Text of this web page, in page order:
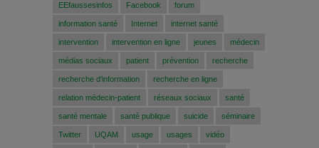
EEfaussesinfos Facebook forum
information santé Internet internet santé
intervention intervention en ligne jeunes médecin
médias sociaux patient prévention recherche
recherche d'information recherche en ligne
relation médecin-patient réseaux sociaux santé
santé mentale santé publique suicide séminaire
Twitter UQAM usage usages vidéo